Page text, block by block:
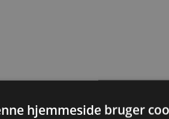
hjemmeside bruger